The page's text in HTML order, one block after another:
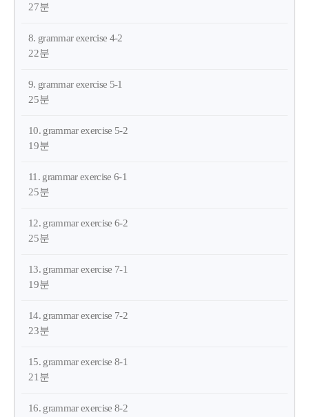
27분
8. grammar exercise 4-2
22분
9. grammar exercise 5-1
25분
10. grammar exercise 5-2
19분
11. grammar exercise 6-1
25분
12. grammar exercise 6-2
25분
13. grammar exercise 7-1
19분
14. grammar exercise 7-2
23분
15. grammar exercise 8-1
21분
16. grammar exercise 8-2